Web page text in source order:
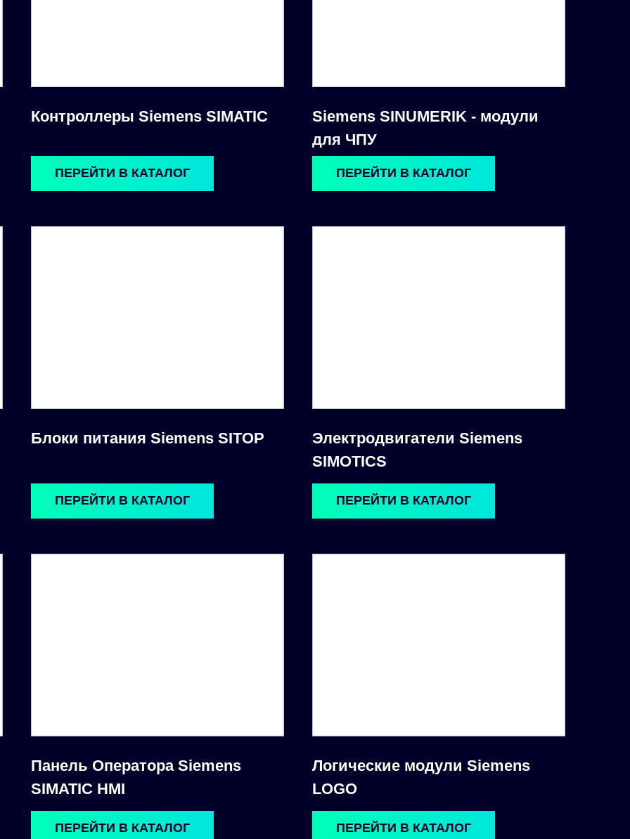
Контроллеры Siemens SIMATIC
Siemens SINUMERIK - модули
для ЧПУ
ПЕРЕЙТИ В КАТАЛОГ ПЕРЕЙТИ В КАТАЛОГ
Блоки питания Siemens SITOP
Электродвигатели Siemens
SIMOTICS
ПЕРЕЙТИ В КАТАЛОГ ПЕРЕЙТИ В КАТАЛОГ
Панель Оператора Siemens
SIMATIC HMI
Логические модули Siemens
LOGO
ПЕРЕЙТИ В КАТАЛОГ ПЕРЕЙТИ В КАТАЛОГ